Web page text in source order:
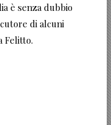
è senza dubbio
di alcuni
Felitto.